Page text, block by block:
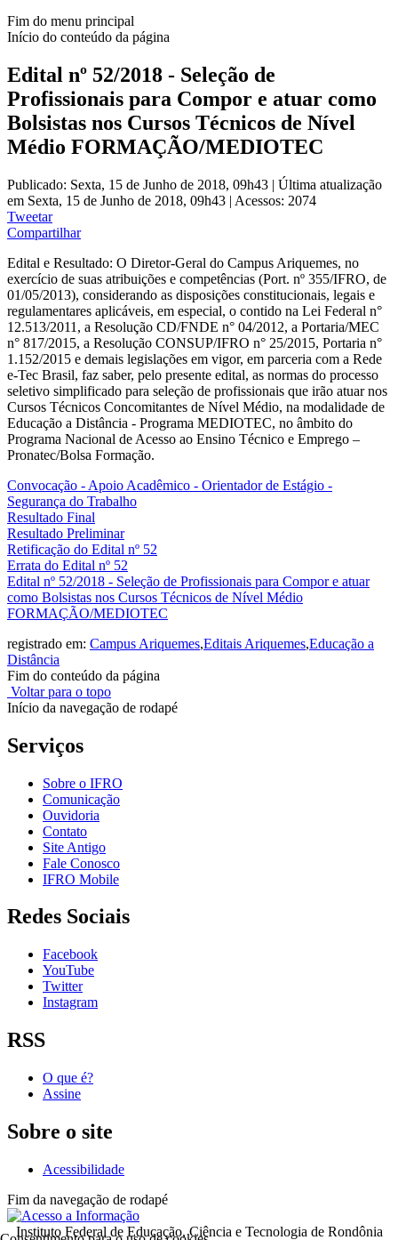
Fim do menu principal
Início do conteúdo da página
Edital nº 52/2018 - Seleção de
Profissionais para Compor e atuar como
Bolsistas nos Cursos Técnicos de Nível
Médio FORMAÇÃO/MEDIOTEC
Publicado: Sexta, 15 de Junho de 2018, 09h43 | Última atualização
em Sexta, 15 de Junho de 2018, 09h43 | Acessos: 2074
Tweetar
Compartilhar
Edital e Resultado: O Diretor-Geral do Campus Ariquemes, no
exercício de suas atribuições e competências (Port. nº 355/IFRO, de
01/05/2013), considerando as disposições constitucionais, legais e
regulamentares aplicáveis, em especial, o contido na Lei Federal n°
12.513/2011, a Resolução CD/FNDE n° 04/2012, a Portaria/MEC
n° 817/2015, a Resolução CONSUP/IFRO n° 25/2015, Portaria n°
1.152/2015 e demais legislações em vigor, em parceria com a Rede
e-Tec Brasil, faz saber, pelo presente edital, as normas do processo
seletivo simplificado para seleção de profissionais que irão atuar nos
Cursos Técnicos Concomitantes de Nível Médio, na modalidade de
Educação a Distância - Programa MEDIOTEC, no âmbito do
Programa Nacional de Acesso ao Ensino Técnico e Emprego –
Pronatec/Bolsa Formação.
Convocação - Apoio Acadêmico - Orientador de Estágio -
Segurança do Trabalho
Resultado Final
Resultado Preliminar
Retificação do Edital nº 52
Errata do Edital nº 52
Edital nº 52/2018 - Seleção de Profissionais para Compor e atuar
como Bolsistas nos Cursos Técnicos de Nível Médio
FORMAÇÃO/MEDIOTEC
registrado em: Campus Ariquemes,Editais Ariquemes,Educação a
Distância
Fim do conteúdo da página
Voltar para o topo
Início da navegação de rodapé
Serviços
Sobre o IFRO
Comunicação
Ouvidoria
Contato
Site Antigo
Fale Conosco
IFRO Mobile
Redes Sociais
Facebook
YouTube
Twitter
Instagram
RSS
O que é?
Assine
Sobre o site
Acessibilidade
Fim da navegação de rodapé
Instituto Federal de Educação, Ciência e Tecnologia de Rondônia